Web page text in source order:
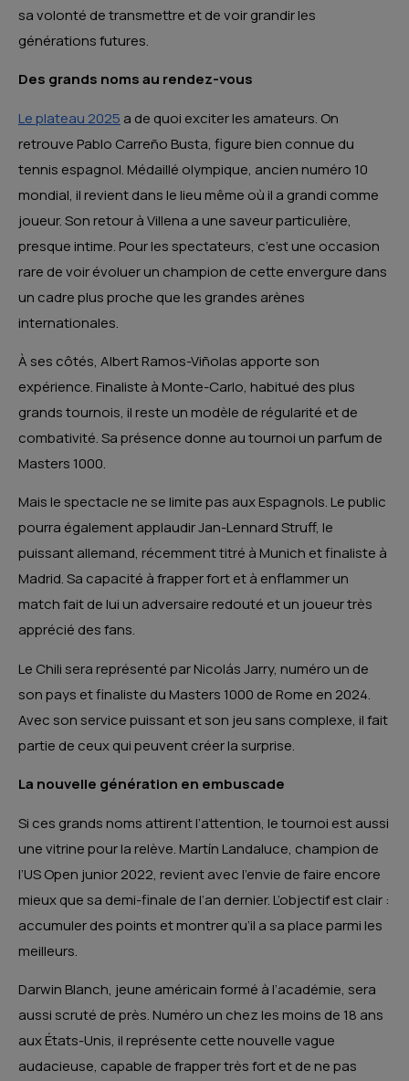
sa volonté de transmettre et de voir grandir les
générations futures.
Des grands noms au rendez-vous
Le plateau 2025 a de quoi exciter les amateurs. On
retrouve Pablo Carreño Busta, figure bien connue du
tennis espagnol. Médaillé olympique, ancien numéro 10
mondial, il revient dans le lieu même où il a grandi comme
joueur. Son retour à Villena a une saveur particulière,
presque intime. Pour les spectateurs, c’est une occasion
rare de voir évoluer un champion de cette envergure dans
un cadre plus proche que les grandes arènes
internationales.
À ses côtés, Albert Ramos-Viñolas apporte son
expérience. Finaliste à Monte-Carlo, habitué des plus
grands tournois, il reste un modèle de régularité et de
combativité. Sa présence donne au tournoi un parfum de
Masters 1000.
Mais le spectacle ne se limite pas aux Espagnols. Le public
pourra également applaudir Jan-Lennard Struff, le
puissant allemand, récemment titré à Munich et finaliste à
Madrid. Sa capacité à frapper fort et à enflammer un
match fait de lui un adversaire redouté et un joueur très
apprécié des fans.
Le Chili sera représenté par Nicolás Jarry, numéro un de
son pays et finaliste du Masters 1000 de Rome en 2024.
Avec son service puissant et son jeu sans complexe, il fait
partie de ceux qui peuvent créer la surprise.
La nouvelle génération en embuscade
Si ces grands noms attirent l’attention, le tournoi est aussi
une vitrine pour la relève. Martín Landaluce, champion de
l’US Open junior 2022, revient avec l’envie de faire encore
mieux que sa demi-finale de l’an dernier. L’objectif est clair :
accumuler des points et montrer qu’il a sa place parmi les
meilleurs.
Darwin Blanch, jeune américain formé à l’académie, sera
aussi scruté de près. Numéro un chez les moins de 18 ans
aux États-Unis, il représente cette nouvelle vague
audacieuse, capable de frapper très fort et de ne pas